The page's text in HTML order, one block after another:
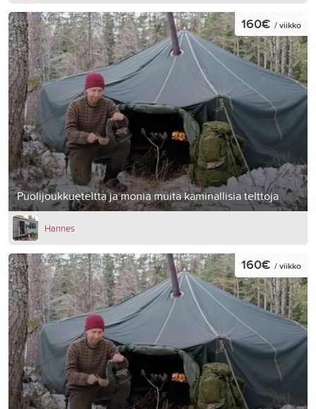
Puolijoukkueteltta ja monia muita kaminallisia telttoja
160€ / viikko
Hannes
160€ / viikko